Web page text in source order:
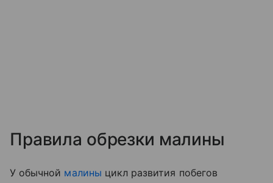
Правила обрезки малины
У обычной малины цикл развития побегов